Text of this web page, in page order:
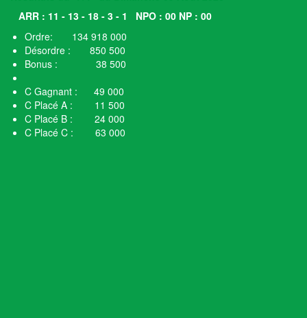
ARR : 11 - 13 - 18 - 3 - 1 NPO : 00 NP : 00
Ordre: 134 918 000
Désordre : 850 500
Bonus : 38 500
C Gagnant : 49 000
C Placé A : 11 500
C Placé B : 24 000
C Placé C : 63 000